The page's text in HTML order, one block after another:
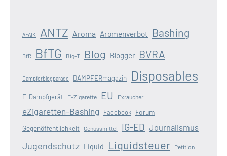
AFAIK ANTZ Aroma Aromenverbot Bashing
BfR BfTG Big-T Blog Blogger BVRA
Dampferblogparade DAMPFERmagazin Disposables
E-Dampfgerät E-Zigarette EU Exraucher
eZigaretten-Bashing Facebook Forum
Gegenöffentlichkeit Genussmittel IG-ED Journalismus
Jugendschutz Liquid Liquidsteuer Petition